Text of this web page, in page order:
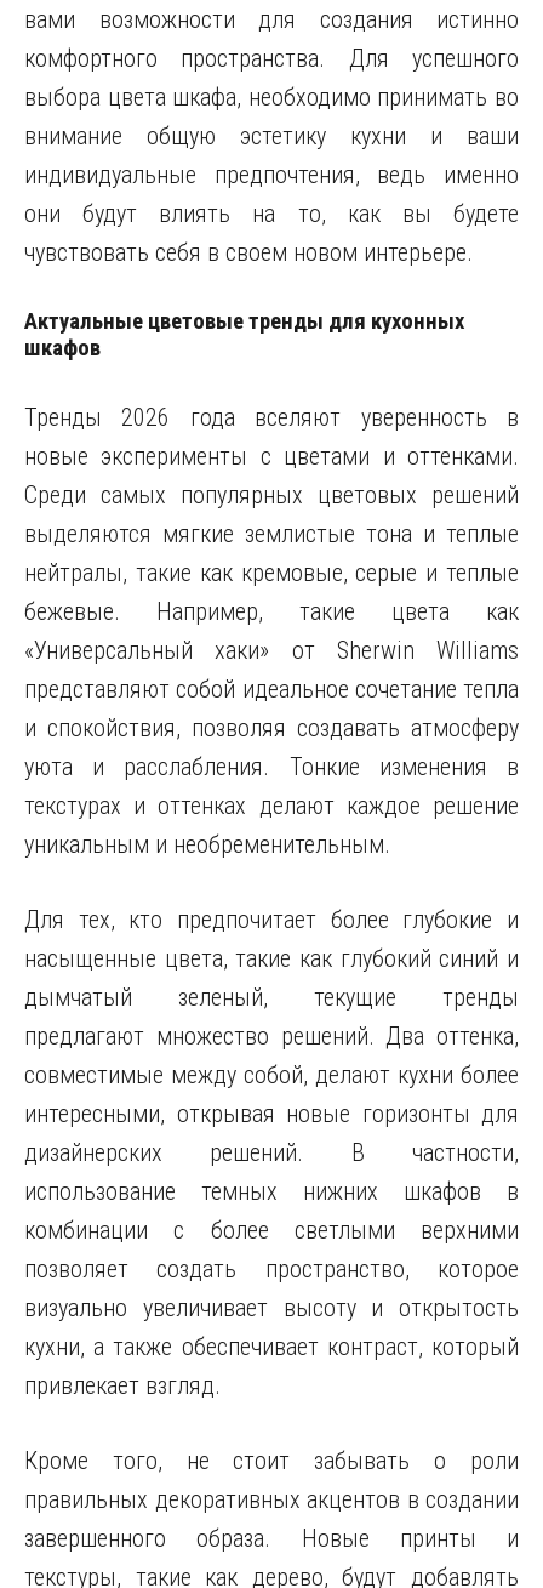
вами возможности для создания истинно
комфортного пространства. Для успешного
выбора цвета шкафа, необходимо принимать во
внимание общую эстетику кухни и ваши
индивидуальные предпочтения, ведь именно
они будут влиять на то, как вы будете
чувствовать себя в своем новом интерьере.
Актуальные цветовые тренды для кухонных
шкафов
Тренды 2026 года вселяют уверенность в
новые эксперименты с цветами и оттенками.
Среди самых популярных цветовых решений
выделяются мягкие землистые тона и теплые
нейтралы, такие как кремовые, серые и теплые
бежевые. Например, такие цвета как
«Универсальный хаки» от Sherwin Williams
представляют собой идеальное сочетание тепла
и спокойствия, позволяя создавать атмосферу
уюта и расслабления. Тонкие изменения в
текстурах и оттенках делают каждое решение
уникальным и необременительным.
Для тех, кто предпочитает более глубокие и
насыщенные цвета, такие как глубокий синий и
дымчатый зеленый, текущие тренды
предлагают множество решений. Два оттенка,
совместимые между собой, делают кухни более
интересными, открывая новые горизонты для
дизайнерских решений. В частности,
использование темных нижних шкафов в
комбинации с более светлыми верхними
позволяет создать пространство, которое
визуально увеличивает высоту и открытость
кухни, а также обеспечивает контраст, который
привлекает взгляд.
Кроме того, не стоит забывать о роли
правильных декоративных акцентов в создании
завершенного образа. Новые принты и
текстуры, такие как дерево, будут добавлять